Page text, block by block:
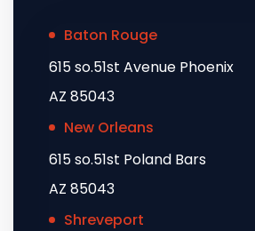
Baton Rouge
615 so.51st Avenue Phoenix
AZ 85043
New Orleans
615 so.51st Poland Bars
AZ 85043
Shreveport